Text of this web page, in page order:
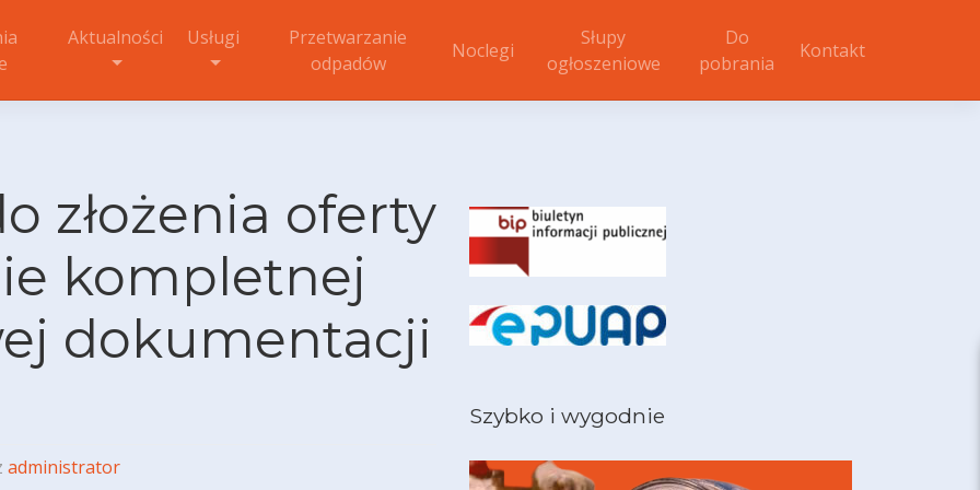
Aktualności Usługi
Przetwarzanie
odpadów
Noclegi
Słupy
ogłoszeniowe
Do
pobrania
Kontakt
złożenia oferty
kompletnej
dokumentacji
administrator
Szybko i wygodnie